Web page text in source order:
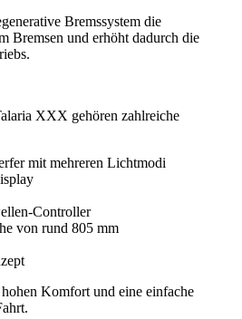
Bremssystem die
Bremsen und erhöht dadurch die
XXX gehören zahlreiche
mit mehreren Lichtmodi
Controller
von rund 805 mm
Komfort und eine einfache